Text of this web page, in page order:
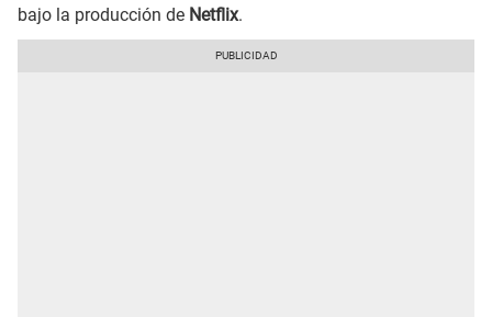
bajo la producción de Netflix.